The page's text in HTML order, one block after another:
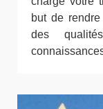
but de
des